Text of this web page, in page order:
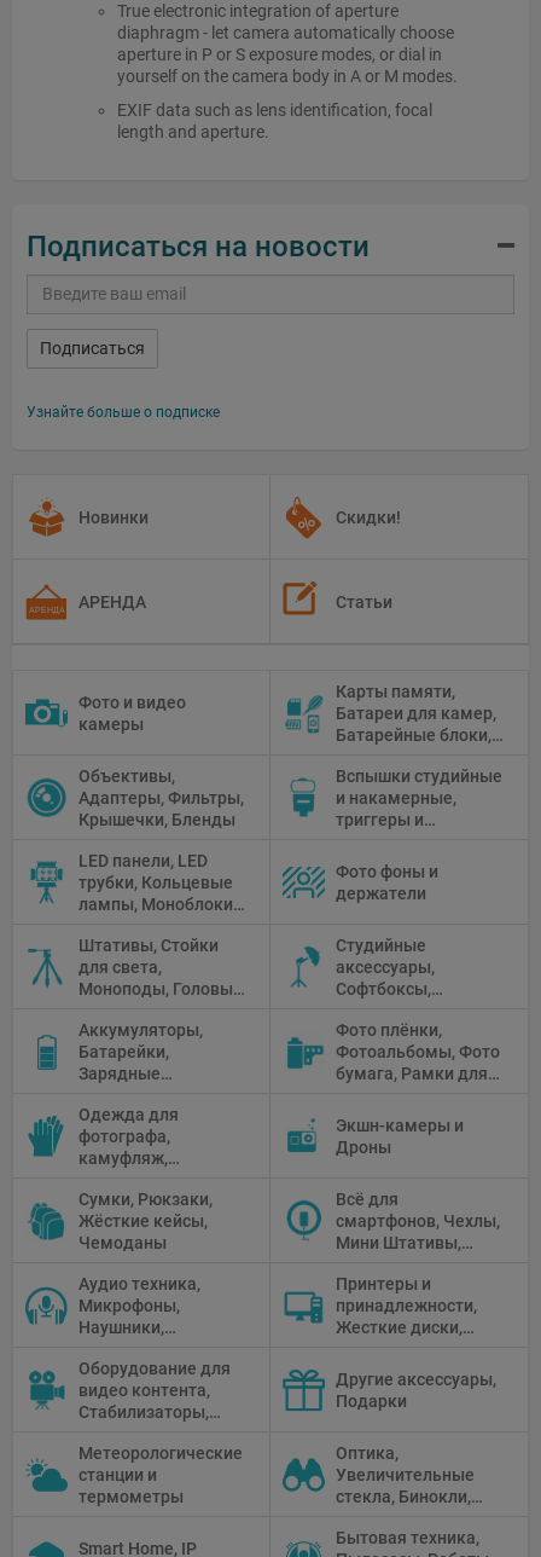
True electronic integration of aperture
diaphragm - let camera automatically choose
aperture in P or S exposure modes, or dial in
yourself on the camera body in A or M modes.
EXIF data such as lens identification, focal
length and aperture.
Подписаться на новости
Подписаться
Узнайте больше о подписке
Новинки Скидки!
АРЕНДА Статьи
Фото и видео
камеры
Карты памяти,
Батареи для камер,
Батарейные блоки,
Объективы,
Адаптеры, Фильтры,
Крышечки, Бленды
Вспышки студийные
и накамерные,
триггеры и
LED панели, LED
трубки, Кольцевые
лампы, Моноблоки,
Флуоресцентное и
галогенное
освещение
Фото фоны и
держатели
Штативы, Стойки
для света,
Моноподы, Головы
Студийные
аксессуары,
Софтбоксы,
Рефлекторы,
Отражатели,
Предметные
Аккумуляторы,
Батарейки,
Зарядные
питания, Солнечные
панели
Фото плёнки,
Фотоальбомы, Фото
бумага, Рамки для
камеры
Одежда для
фотографа,
камуфляж,
Экшн-камеры и
Дроны
Сумки, Рюкзаки,
Жёсткие кейсы,
Чемоданы
Всё для
смартфонов, Чехлы,
Мини Штативы,
Аудио техника,
Микрофоны,
Наушники,
микшеры, Кабели и
адаптеры
Принтеры и
принадлежности,
Жесткие диски,
Проекторы,
Графические
Планшеты, Бумага
Оборудование для
видео контента,
Стабилизаторы,
Мониторы,
Профессиональное
видео
Другие аксессуары,
Подарки
Метеорологические
станции и
термометры
Оптика,
Увеличительные
стекла, Бинокли,
Телескопы,
Smart Home, IP
Бытовая техника,